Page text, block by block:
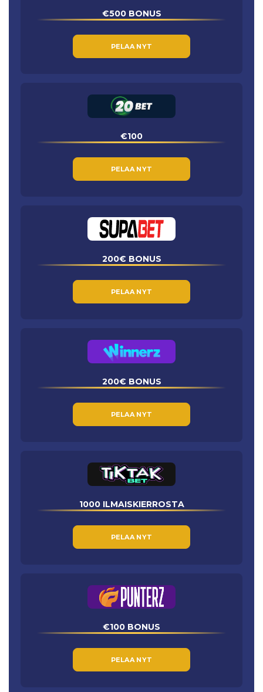
€500 BONUS
PELAA NYT
€100
PELAA NYT
200€ BONUS
PELAA NYT
200€ BONUS
PELAA NYT
1000 ILMAISKIERROSTA
PELAA NYT
€100 BONUS
PELAA NYT